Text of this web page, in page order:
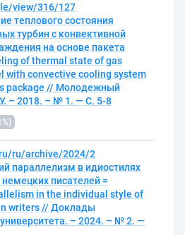
view/316/127
теплового состояния
турбин с конвективной
на основе пакета
of thermal state of gas
with convective cooling system
package // Молодежный
– 2018. – № 1. — С. 5-8
ru/archive/2024/2
параллелизм в идиостилях
писателей =
in the individual style of
writers // Доклады
– 2024. – № 2. —